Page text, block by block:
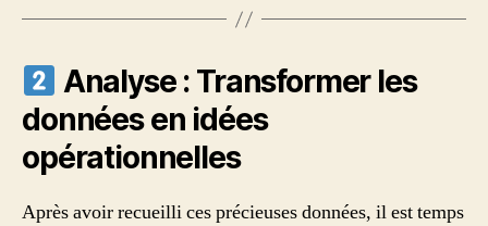
Analyse : Transformer les
données en idées
opérationnelles
Après avoir recueilli ces précieuses données, il est temps